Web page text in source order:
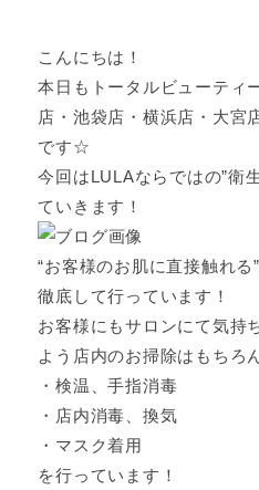
こんにちは！
本日もトータルビューティ
店・池袋店・横浜店・大宮
です☆
今回はLULAならではの”衛
ていきます！
“お客様のお肌に直接触れる
徹底して行っています！
お客様にもサロンにて気持
よう店内のお掃除はもちろ
・検温、手指消毒
・店内消毒、換気
・マスク着用
を行っています！